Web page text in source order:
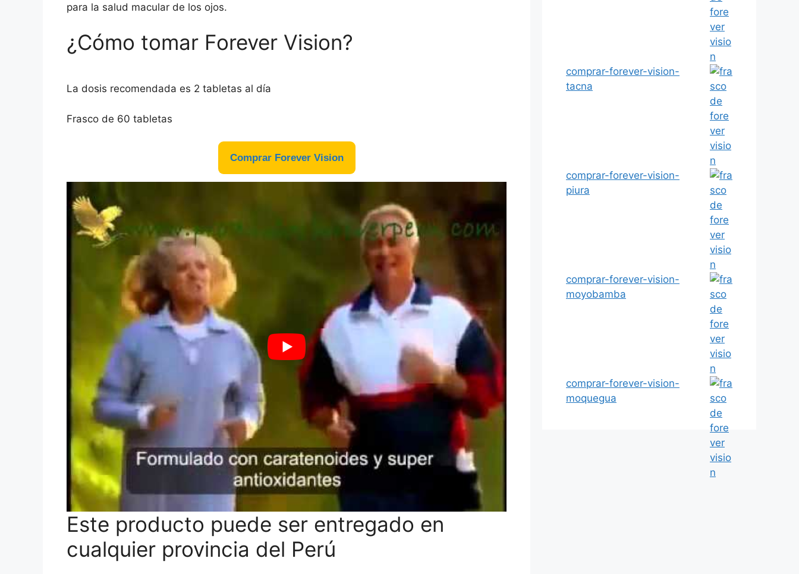
para la salud macular de los ojos.
¿Cómo tomar Forever Vision?
La dosis recomendada es 2 tabletas al día
Frasco de 60 tabletas
Comprar Forever Vision
Este producto puede ser entregado en
cualquier provincia del Perú
comprar-forever-vision-
tacna
comprar-forever-vision-
piura
comprar-forever-vision-
moyobamba
comprar-forever-vision-
moquegua